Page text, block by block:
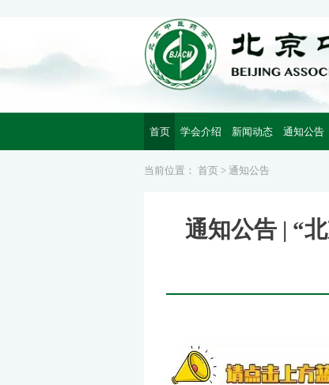
首页 学会介绍 新闻动态 通知公告
当前位置： 首页 > 通知公告
通知公告 | “